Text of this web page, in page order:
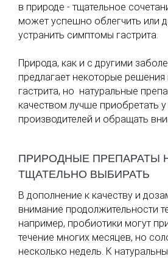
в природе - тщательное
может успешно облегчить или
устранить симптомы гастрита.
Природа, как и с другими
предлагает некоторые решения
гастрита, но натуральные
качеством лучше приобретать
производителей и обращать
ПРИРОДНЫЕ ПРЕПАРАТЫ
ТЩАТЕЛЬНО ВЫБИРАТЬ
В дополнение к качеству и
внимание продолжительности
например, пробиотики могут
течение многих месяцев, но
несколько недель. К